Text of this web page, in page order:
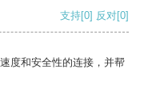
支持[0] 反对[0]
度和安全性的连接，并帮